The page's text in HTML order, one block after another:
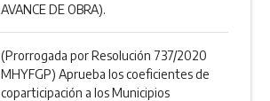
AVANCE DE OBRA).
(Prorrogada por Resolución 737/2020
MHYFGP) Aprueba los coeficientes de
coparticipación a los Municipios